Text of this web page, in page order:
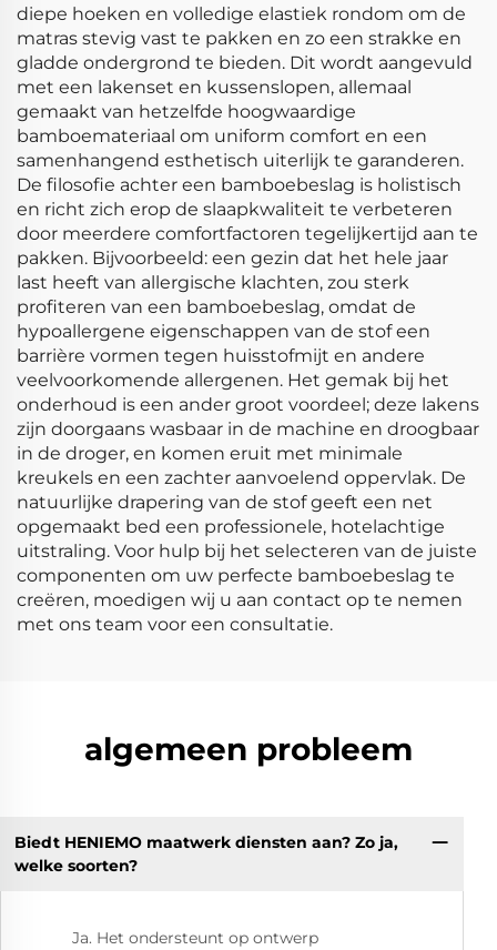
diepe hoeken en volledige elastiek rondom om de
matras stevig vast te pakken en zo een strakke en
gladde ondergrond te bieden. Dit wordt aangevuld
met een lakenset en kussenslopen, allemaal
gemaakt van hetzelfde hoogwaardige
bamboemateriaal om uniform comfort en een
samenhangend esthetisch uiterlijk te garanderen.
De filosofie achter een bamboebeslag is holistisch
en richt zich erop de slaapkwaliteit te verbeteren
door meerdere comfortfactoren tegelijkertijd aan te
pakken. Bijvoorbeeld: een gezin dat het hele jaar
last heeft van allergische klachten, zou sterk
profiteren van een bamboebeslag, omdat de
hypoallergene eigenschappen van de stof een
barrière vormen tegen huisstofmijt en andere
veelvoorkomende allergenen. Het gemak bij het
onderhoud is een ander groot voordeel; deze lakens
zijn doorgaans wasbaar in de machine en droogbaar
in de droger, en komen eruit met minimale
kreukels en een zachter aanvoelend oppervlak. De
natuurlijke drapering van de stof geeft een net
opgemaakt bed een professionele, hotelachtige
uitstraling. Voor hulp bij het selecteren van de juiste
componenten om uw perfecte bamboebeslag te
creëren, moedigen wij u aan contact op te nemen
met ons team voor een consultatie.
algemeen probleem
Biedt HENIEMO maatwerk diensten aan? Zo ja,
welke soorten?
Ja. Het ondersteunt op ontwerp